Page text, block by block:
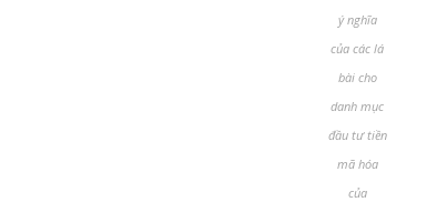
ý nghĩa
của các lá
bài cho
danh mục
đầu tư tiền
mã hóa
của